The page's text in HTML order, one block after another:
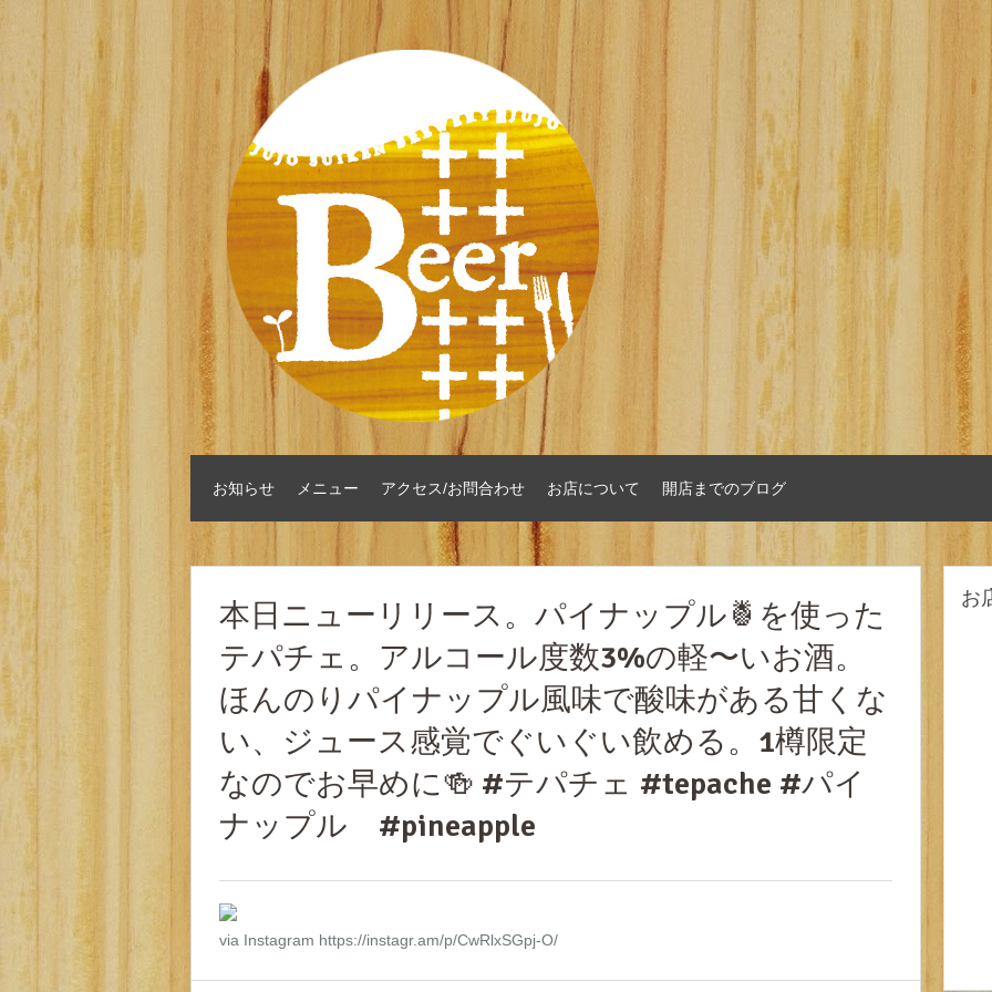
お知らせ メニュー アクセス/お問合わせ お店について 開店までのブログ
本日ニューリリース。パイナップル🍍を使った
テパチェ。アルコール度数3%の軽〜いお酒。
ほんのりパイナップル風味で酸味がある甘くな
い、ジュース感覚でぐいぐい飲める。1樽限定
なのでお早めに🍻 #テパチェ #tepache #パイ
ナップル #pineapple
via Instagram https://instagr.am/p/CwRlxSGpj-O/
お